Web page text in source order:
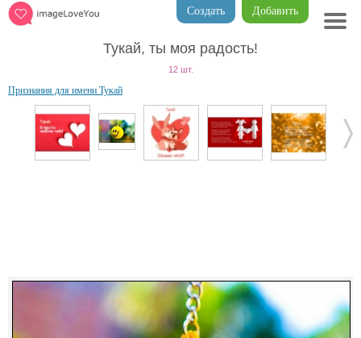
Добавить
Создать
Тукай, ты моя радость!
12 шт.
Признания для имени Тукай